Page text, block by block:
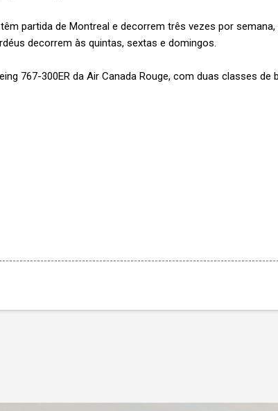
partida de Montreal e decorrem três vezes por
decorrem às quintas, sextas e domingos.
767-300ER da Air Canada Rouge, com duas classes de